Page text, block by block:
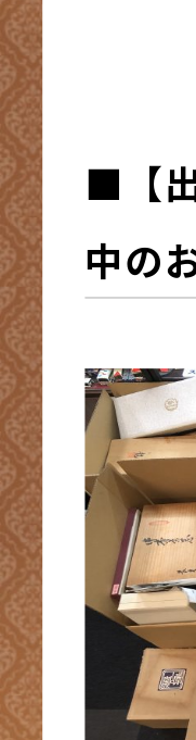
■【
中の